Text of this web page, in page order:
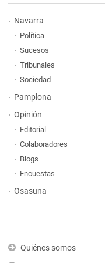
Navarra
Política
Sucesos
Tribunales
Sociedad
Pamplona
Opinión
Editorial
Colaboradores
Blogs
Encuestas
Osasuna
Quiénes somos